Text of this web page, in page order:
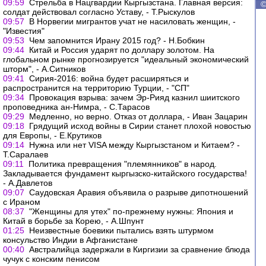
09:59 Стрельба в Нацгвардии Кыргызстана. Главная версия:
солдат действовал согласно Уставу, - Т.Рыскулов
09:57
В Норвегии мигрантов учат не насиловать женщин, -
"Известия"
09:53
Чем запомнится Ирану 2015 год? - Н.Бобкин
09:44 Китай и Россия ударят по доллару золотом. На
глобальном рынке прогнозируется "идеальный экономический
шторм", - А.Ситников
09:41
Сирия-2016: война будет расширяться и
распространится на территорию Турции, - "СП"
09:34 Провокация взрыва: зачем Эр-Рияд казнил шиитского
проповедника ан-Нимра, - С.Тарасов
09:29 Медленно, но верно. Отказ от доллара, - Иван Зацарин
09:18 Грядущий исход войны в Сирии станет плохой новостью
для Европы, - Е.Крутиков
09:14 Нужна или нет VISA между Кыргызстаном и Китаем? -
Т.Саралаев
09:11
Политика превращения "племянников" в народ.
Закладывается фундамент кыргызско-китайского государства!
- А.Давлетов
09:07 Саудовская Аравия объявила о разрыве дипотношений
с Ираном
08:37 "Женщины для утех" по-прежнему нужны: Япония и
Китай в борьбе за Корею, - А.Шпунт
01:25 Неизвестные боевики пытались взять штурмом
консульство Индии в Афганистане
00:40 Австралийца задержали в Киргизии за сравнение блюда
чучук с конским пенисом
©